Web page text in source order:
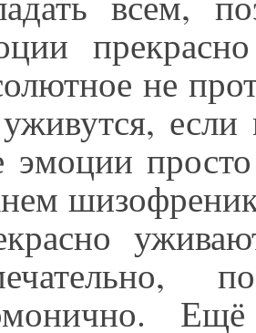
не
эмоции